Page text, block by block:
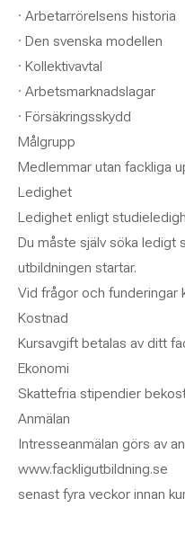
· Arbetarrörelsens historia
· Den svenska modellen
· Kollektivavtal
· Arbetsmarknadslagar
· Försäkringsskydd
Målgrupp
Medlemmar utan fackliga
Ledighet
Ledighet enligt
Du måste själv söka ledigt
utbildningen startar.
Vid frågor och funderingar
Kostnad
Kursavgift betalas av ditt
Ekonomi
Skattefria stipendier
Anmälan
Intresseanmälan görs av
www.fackligutbildning.se
senast fyra veckor innan